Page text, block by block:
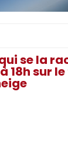
se la
18h sur